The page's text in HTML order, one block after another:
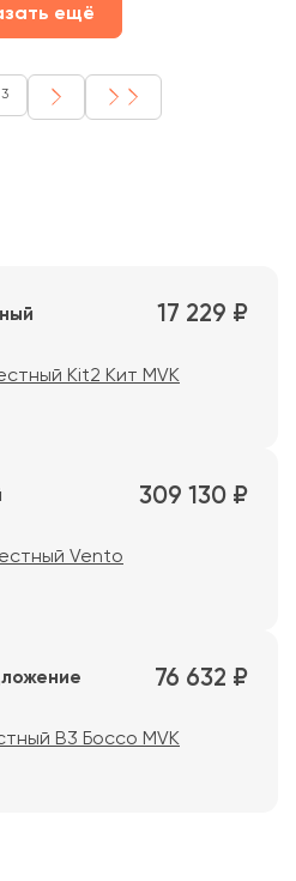
ещё
3
17 229 ₽
Kit2 Кит MVK
309 130 ₽
Vento
76 632 ₽
B3 Боссо MVK